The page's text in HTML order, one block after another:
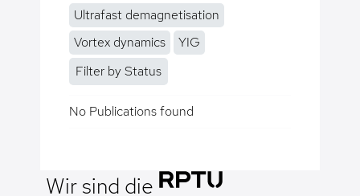
Ultrafast demagnetisation
Vortex dynamics
YIG
Filter by Status
No Publications found
Wir sind die